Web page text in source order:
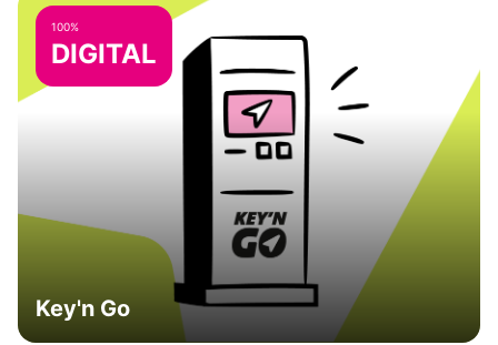
100%
DIGITAL
Key'n Go